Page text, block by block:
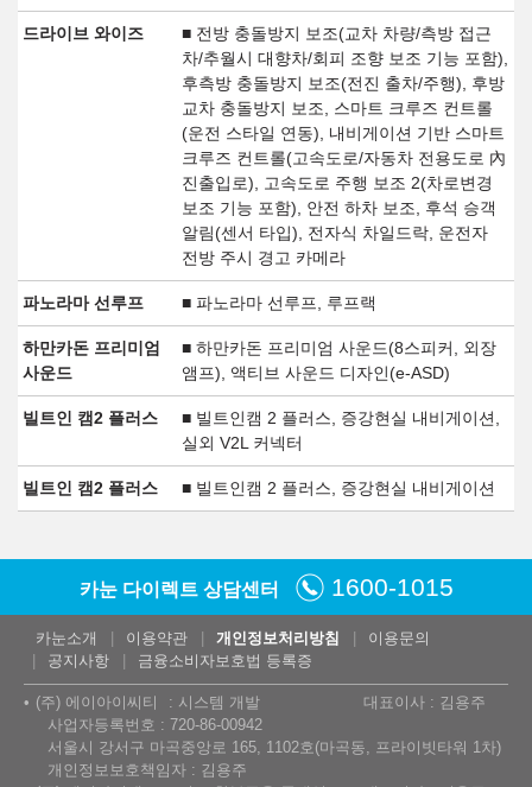
드라이브 와이즈
■ 전방 충돌방지 보조(교차 차량/측방 접근
차/추월시 대향차/회피 조향 보조 기능 포함),
후측방 충돌방지 보조(전진 출차/주행), 후방
교차 충돌방지 보조, 스마트 크루즈 컨트롤
(운전 스타일 연동), 내비게이션 기반 스마트
크루즈 컨트롤(고속도로/자동차 전용도로 內
진출입로), 고속도로 주행 보조 2(차로변경
보조 기능 포함), 안전 하차 보조, 후석 승객
알림(센서 타입), 전자식 차일드락, 운전자
전방 주시 경고 카메라
파노라마 선루프 ■ 파노라마 선루프, 루프랙
하만카돈 프리미엄
사운드
■ 하만카돈 프리미엄 사운드(8스피커, 외장
앰프), 액티브 사운드 디자인(e-ASD)
빌트인 캠2 플러스
■ 빌트인캠 2 플러스, 증강현실 내비게이션,
실외 V2L 커넥터
빌트인 캠2 플러스 ■ 빌트인캠 2 플러스, 증강현실 내비게이션
카눈 다이렉트 상담센터 1600-1015
카눈소개 이용약관 개인정보처리방침
이용문의
공지사항
금융소비자보호법 등록증
(주) 에이아이씨티 시스템 개발
대표이사 : 김용주
사업자등록번호 : 720-86-00942
서울시 강서구 마곡중앙로 165, 1102호(마곡동, 프라이빗타워 1차)
개인정보보호책임자 : 김용주